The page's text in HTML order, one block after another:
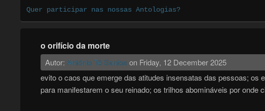
Quer participar nas nossas Antologias?
o orifício da morte
Autor: António Tê Santos on Friday, 12 December 2025
evito o caos que emerge das atitudes insensatas das pessoas; os
para manifestarem o seu reinado; os trilhos abomináveis por onde